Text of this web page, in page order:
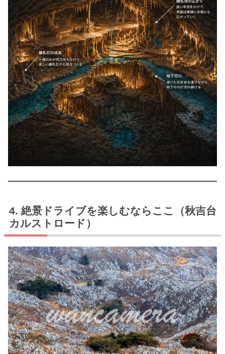
絶景ドライブを楽しむならここ（秋吉台
カルストロード）